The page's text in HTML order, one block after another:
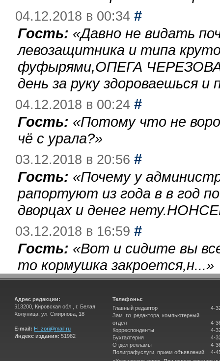
04.12.2018 в 00:34 #
Гость: «Давно не видать
левозащитника и типа
фуфырями,ОПЕГА
день за руку здороваешься
04.12.2018 в 00:24 #
Гость: «Потому что не
чё с урала?»
03.12.2018 в 20:56 #
Гость: «Почему у
рапортуют из года в в год
дворцах и денег
03.12.2018 в 16:59 #
Гость: «Вот и сидите вы
то кормушка закроется,н...»
Адрес редакции:
613200, Кировская обл., г. Белая
Холуница, ул. Смирнова, 18
E-mail: H_zori@mail.ru
Индекс издания: 51982
Телефоны:
Главный редактор
Зам. гл. редактора, компьютерный
отдел
Корреспонденты
Бухгалтерия
Отдел рекламы
Полиграфуслуги, прием объявлений
4-
4-
4-
4-
4-
4-